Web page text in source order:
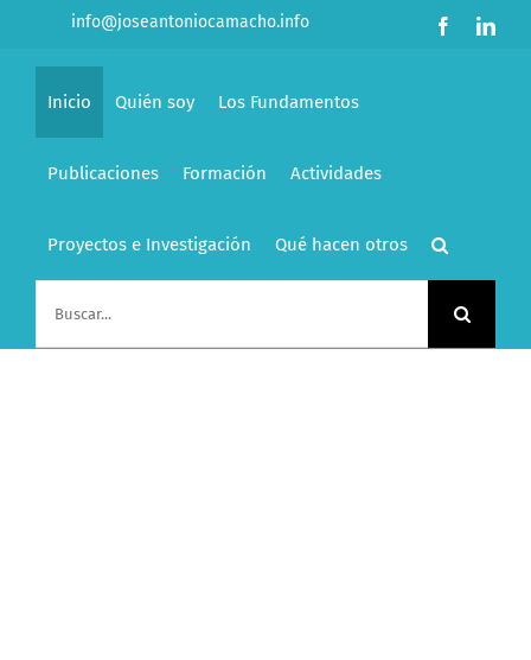
info@joseantoniocamacho.info Facebook
Inicio Quién soy Los Fundamentos
Publicaciones Formación Actividades
Proyectos e Investigación Qué hacen otros